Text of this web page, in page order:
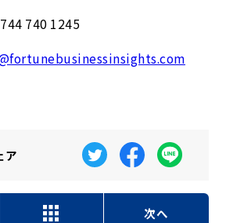
740 1245
ア
次へ